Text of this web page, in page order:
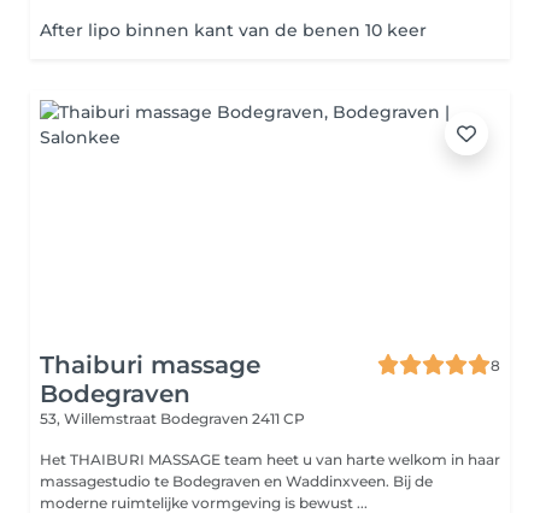
After lipo binnen kant van de benen 10 keer
Thaiburi massage
Bodegraven
8
53, Willemstraat Bodegraven 2411 CP
Het THAIBURI MASSAGE team heet u van harte welkom in haar
massagestudio te Bodegraven en Waddinxveen. Bij de
moderne ruimtelijke vormgeving is bewust ...